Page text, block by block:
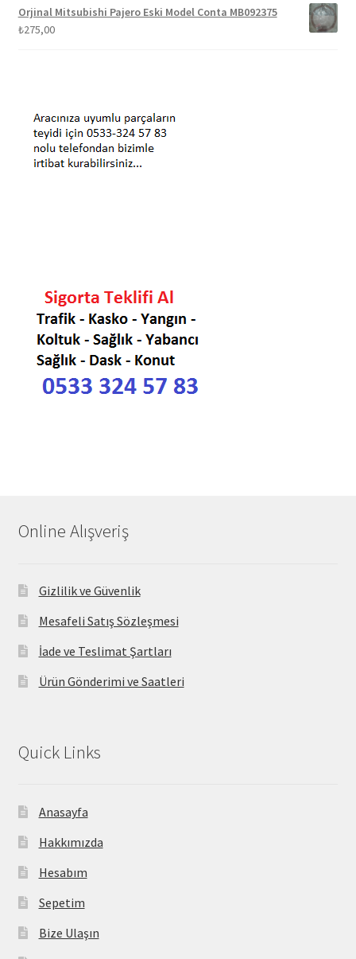
Orjinal Mitsubishi Pajero Eski Model Conta MB092375
₺275,00
Online Alışveriş
Gizlilik ve Güvenlik
Mesafeli Satış Sözleşmesi
İade ve Teslimat Şartları
Ürün Gönderimi ve Saatleri
Quick Links
Anasayfa
Hakkımızda
Hesabım
Sepetim
Bize Ulaşın